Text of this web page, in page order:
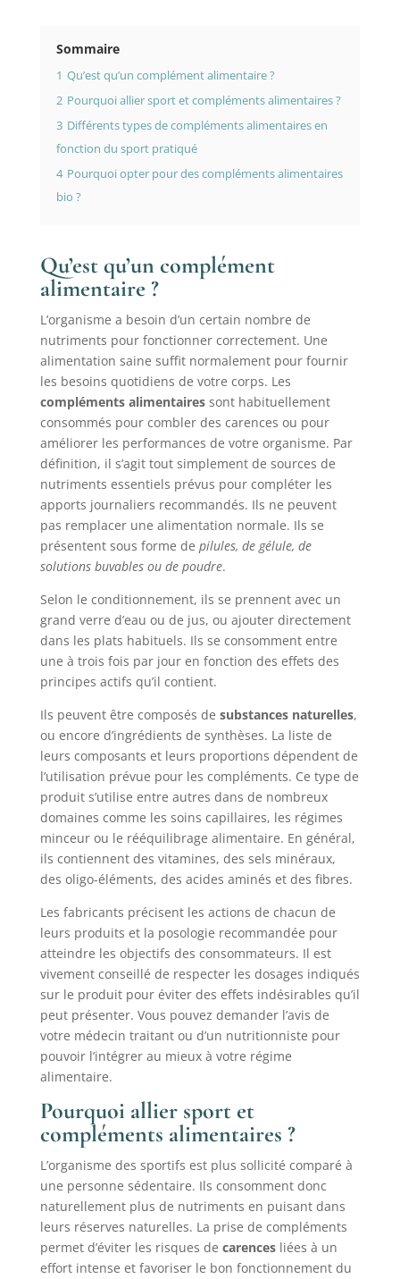
Sommaire
1 Qu’est qu’un complément alimentaire ?
2 Pourquoi allier sport et compléments alimentaires ?
3 Différents types de compléments alimentaires en
fonction du sport pratiqué
4 Pourquoi opter pour des compléments alimentaires
bio ?
Qu’est qu’un complément
alimentaire ?
L’organisme a besoin d’un certain nombre de
nutriments pour fonctionner correctement. Une
alimentation saine suffit normalement pour fournir
les besoins quotidiens de votre corps. Les
compléments alimentairessont habituellement
consommés pour combler des carences ou pour
améliorer les performances de votre organisme. Par
définition, il s’agit tout simplement de sources de
nutriments essentiels prévus pour compléter les
apports journaliers recommandés. Ils ne peuvent
pas remplacer une alimentation normale. Ils se
présentent sous forme de pilules, de gélule, de
solutions buvables ou de poudre.
Selon le conditionnement, ils se prennent avec un
grand verre d’eau ou de jus, ou ajouter directement
dans les plats habituels. Ils se consomment entre
une à trois fois par jour en fonction des effets des
principes actifs qu’il contient.
Ils peuvent être composés de substances naturelles,
ou encore d’ingrédients de synthèses. La liste de
leurs composants et leurs proportions dépendent de
l’utilisation prévue pour les compléments. Ce type de
produit s’utilise entre autres dans de nombreux
domaines comme les soins capillaires, les régimes
minceur ou le rééquilibrage alimentaire. En général,
ils contiennent des vitamines, des sels minéraux,
des oligo-éléments, des acides aminés et des fibres.
Les fabricants précisent les actions de chacun de
leurs produits et la posologie recommandée pour
atteindre les objectifs des consommateurs. Il est
vivement conseillé de respecter les dosages indiqués
sur le produit pour éviter des effets indésirables qu’il
peut présenter. Vous pouvez demander l’avis de
votre médecin traitant ou d’un nutritionniste pour
pouvoir l’intégrer au mieux à votre régime
alimentaire.
Pourquoi allier sport et
compléments alimentaires ?
L’organisme des sportifs est plus sollicité comparé à
une personne sédentaire. Ils consomment donc
naturellement plus de nutriments en puisant dans
leurs réserves naturelles. La prise de compléments
permet d’éviter les risques de carencesliées à un
effort intense et favoriser le bon fonctionnement du